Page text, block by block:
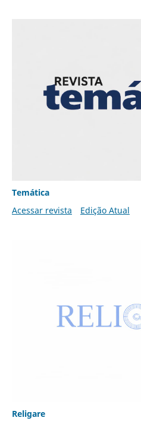
Temática
Acessar revista
Edição Atual
Religare